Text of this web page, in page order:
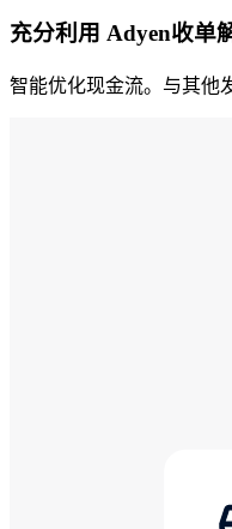
充分利用 Adyen收单
智能优化现金流。与其他